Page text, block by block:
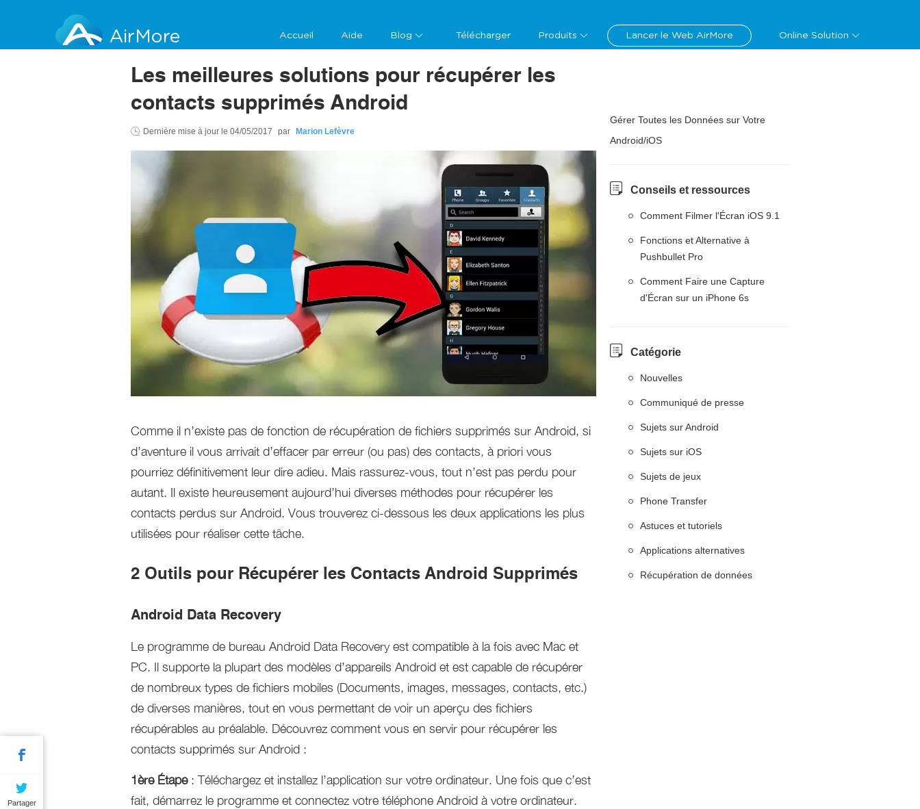
AirMore Accueil Aide Blog Télécharger Produits Lancer le Web AirMore Online Solution
Les meilleures solutions pour récupérer les
contacts supprimés Android
Dernière mise à jour le 04/05/2017 par Marion Lefèvre
Comme il n’existe pas de fonction de récupération de fichiers supprimés sur Android, si
d’aventure il vous arrivait d’effacer par erreur (ou pas) des contacts, à priori vous
pourriez définitivement leur dire adieu. Mais rassurez-vous, tout n’est pas perdu pour
autant. Il existe heureusement aujourd’hui diverses méthodes pour récupérer les
contacts perdus sur Android. Vous trouverez ci-dessous les deux applications les plus
utilisées pour réaliser cette tâche.
2 Outils pour Récupérer les Contacts Android Supprimés
Android Data Recovery
Le programme de bureau Android Data Recovery est compatible à la fois avec Mac et
PC. Il supporte la plupart des modèles d’appareils Android et est capable de récupérer
de nombreux types de fichiers mobiles (Documents, images, messages, contacts, etc.)
de diverses manières, tout en vous permettant de voir un aperçu des fichiers
récupérables au préalable. Découvrez comment vous en servir pour récupérer les
contacts supprimés sur Android :
1ère Étape: Téléchargez et installez l’application sur votre ordinateur. Une fois que c’est
fait, démarrez le programme et connectez votre téléphone Android à votre ordinateur.
Gérer Toutes les Données sur Votre
Android/iOS
Conseils et ressources
Comment Filmer l'Écran iOS 9.1
Fonctions et Alternative à
Pushbullet Pro
Comment Faire une Capture
d'Écran sur un iPhone 6s
Catégorie
Nouvelles
Communiqué de presse
Sujets sur Android
Sujets sur iOS
Sujets de jeux
Phone Transfer
Astuces et tutoriels
Applications alternatives
Récupération de données
Partager